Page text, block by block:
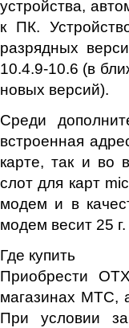
устройства,
к ПК.
разрядных
10.4.9-10.6 (в
новых версий).
Среди
встроенная
карте, так и во
слот для карт
модем и в
модем весит 25 г.
Где купить
Приобрести
магазинах МТС,
При условии